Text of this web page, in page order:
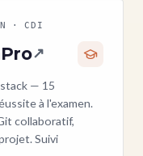
· CDI
↗
— 15
à l'examen.
collaboratif,
Suivi